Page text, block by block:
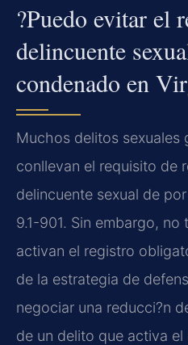
?Puedo evitar el
delincuente
condenado en
Muchos delitos sexuales
conllevan el requisito de
delincuente sexual de
9.1-901. Sin embargo,
activan el registro
de la estrategia de
negociar una reducci?n
de un delito que activa